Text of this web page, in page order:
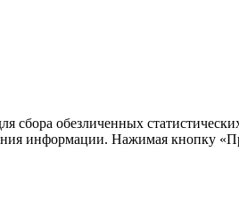
обезличенных
информации. Нажимая кнопку